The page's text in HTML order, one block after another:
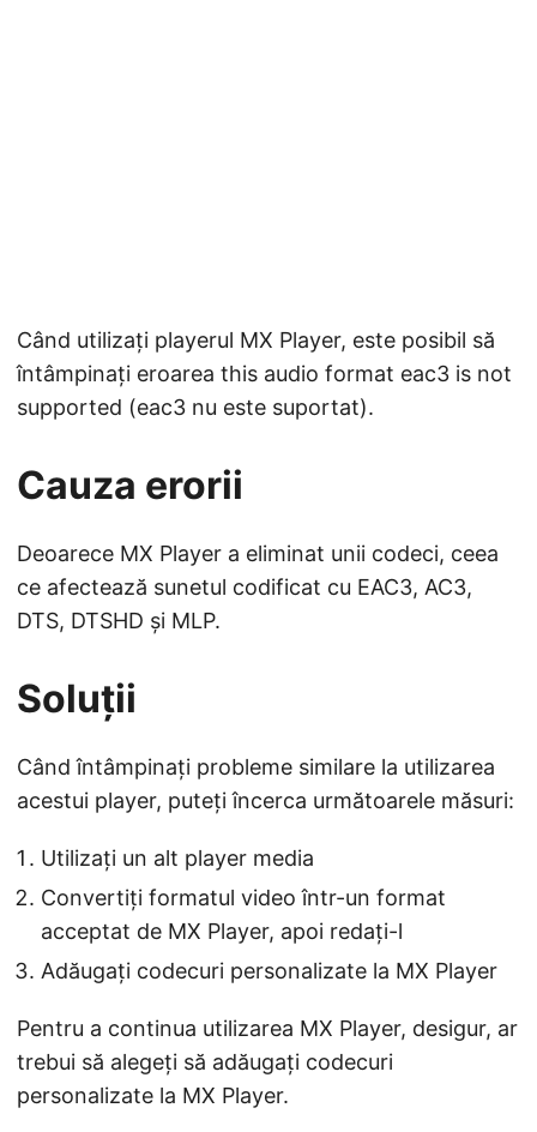
Când utilizați playerul MX Player, este posibil să
întâmpinați eroarea this audio format eac3 is not
supported (eac3 nu este suportat).
Cauza erorii
Deoarece MX Player a eliminat unii codeci, ceea
ce afectează sunetul codificat cu EAC3, AC3,
DTS, DTSHD și MLP.
Soluții
Când întâmpinați probleme similare la utilizarea
acestui player, puteți încerca următoarele măsuri:
Utilizați un alt player media
Convertiți formatul video într-un format
acceptat de MX Player, apoi redați-l
Adăugați codecuri personalizate la MX Player
Pentru a continua utilizarea MX Player, desigur, ar
trebui să alegeți să adăugați codecuri
personalizate la MX Player.